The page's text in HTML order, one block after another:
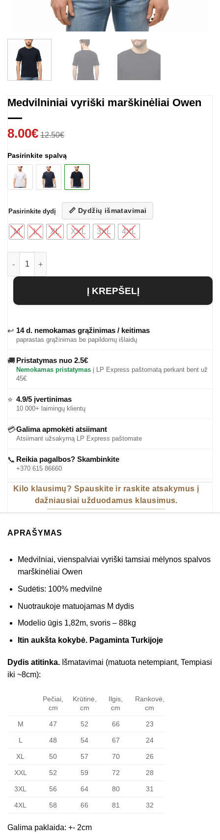
Medvilniniai vyriški marškinėliai Owen
8.00€ 12.50€
Pasirinkite spalvą
Pasirinkite dydį 📏 Dydžių išmatavimai
M L XL XXL 3XL 4XL
produkto kiekis: Medvilniniai vyriški marškinėliai Owen
Į KREPŠELĮ
↩ 14 d. nemokamas grąžinimas / keitimas
paprastas grąžinimas be papildomų išlaidų
🚚 Pristatymas nuo 2.5€
Nemokamas pristatymas į LP Express paštomatą perkant bent už
45€
⭐ 4.9/5 įvertinimas
10 000+ laimingų klientų
💳Galima apmokėti atsiimant
Atsiimant užsakymą LP Express paštomate
📞 Reikia pagalbos? Skambinkite
+370 615 86660
Kilo klausimų? Spauskite ir raskite atsakymus į
dažniausiai užduodamus klausimus.
APRAŠYMAS
Medvilniai, vienspalviai vyriški tamsiai mėlynos spalvos
marškinėliai Owen
Sudėtis: 100% medvilnė
Nuotraukoje matuojamas M dydis
Modelio ūgis 1,82m, svoris – 88kg
Itin aukšta kokybė. Pagaminta Turkijoje
Dydis atitinka. Išmatavimai (matuota netempiant, Tempiasi
iki ~8cm):
Pečiai,
cm
Krūtinė,
cm
Ilgis,
cm
Rankovė,
cm
M 47 52 66 23
L 48 54 67 24
XL 50 57 70 26
XXL 52 59 72 28
3XL 56 64 80 31
4XL 58 66 81 32
Galima paklaida: +- 2cm